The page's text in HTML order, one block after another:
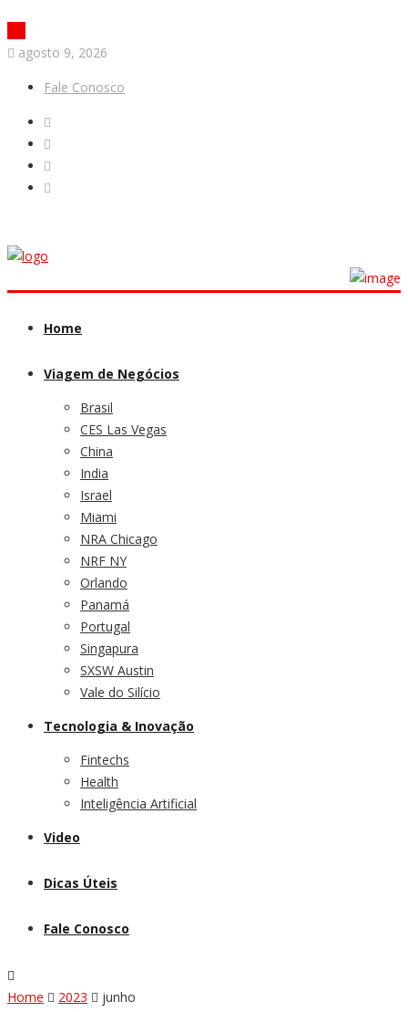
agosto 9, 2026
Fale Conosco
Home
Viagem de Negócios
Brasil
CES Las Vegas
China
India
Israel
Miami
NRA Chicago
NRF NY
Orlando
Panamá
Portugal
Singapura
SXSW Austin
Vale do Silício
Tecnologia & Inovação
Fintechs
Health
Inteligência Artificial
Video
Dicas Úteis
Fale Conosco
Home 2023 junho